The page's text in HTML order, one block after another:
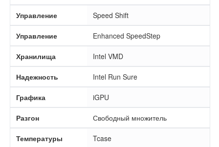
Управление Speed Shift
Управление Enhanced SpeedStep
Хранилища Intel VMD
Надежность Intel Run Sure
Графика iGPU
Разгон Свободный множитель
Температуры Tcase